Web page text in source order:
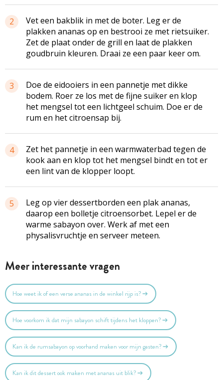
2
Vet een bakblik in met de boter. Leg er de
plakken ananas op en bestrooi ze met rietsuiker.
Zet de plaat onder de grill en laat de plakken
goudbruin kleuren. Draai ze een paar keer om.
3
Doe de eidooiers in een pannetje met dikke
bodem. Roer ze los met de fijne suiker en klop
het mengsel tot een lichtgeel schuim. Doe er de
rum en het citroensap bij.
4
Zet het pannetje in een warmwaterbad tegen de
kook aan en klop tot het mengsel bindt en tot er
een lint van de klopper loopt.
5
Leg op vier dessertborden een plak ananas,
daarop een bolletje citroensorbet. Lepel er de
warme sabayon over. Werk af met een
physalisvruchtje en serveer meteen.
Meer interessante vragen
Hoe weet ik of een verse ananas in de winkel rijp is?
Hoe voorkom ik dat mijn sabayon schift tijdens het kloppen?
Kan ik de rumsabayon op voorhand maken voor mijn gasten?
Kan ik dit dessert ook maken met ananas uit blik?